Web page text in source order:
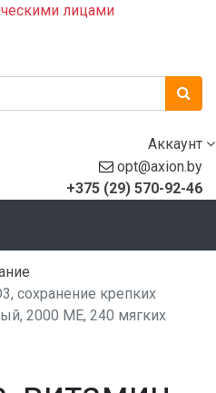
лицами
Аккаунт
opt@axion.by
+375 (29) 570-92-46
сохранение крепких
2000 МЕ, 240 мягких